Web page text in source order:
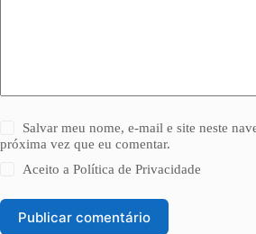
Salvar meu nome, e-mail e site neste
próxima vez que eu comentar.
Aceito aPolítica de Privacidade
Publicar comentário